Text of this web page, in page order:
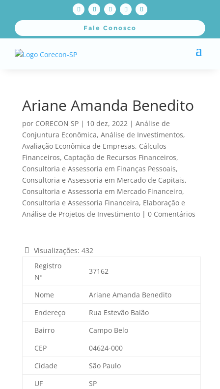
Fale Conosco
Ariane Amanda Benedito
por CORECON SP| 10 dez, 2022| Análise de
Conjuntura Econômica, Análise de Investimentos,
Avaliação Econômica de Empresas, Cálculos
Financeiros, Captação de Recursos Financeiros,
Consultoria e Assessoria em Finanças Pessoais,
Consultoria e Assessoria em Mercado de Capitais,
Consultoria e Assessoria em Mercado Financeiro,
Consultoria e Assessoria Financeira, Elaboração e
Análise de Projetos de Investimento| 0 Comentários
Visualizações: 432
Registro
Nº
37162
Nome
Ariane Amanda Benedito
Endereço
Rua Estevão Baião
Bairro
Campo Belo
CEP
04624-000
Cidade
São Paulo
UF
SP